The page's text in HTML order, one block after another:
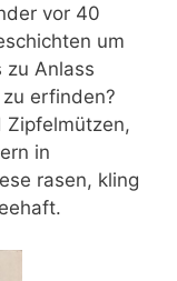
vor 40
um
zu Anlass
zu erfinden?
Zipfelmützen,
in
rasen, kling